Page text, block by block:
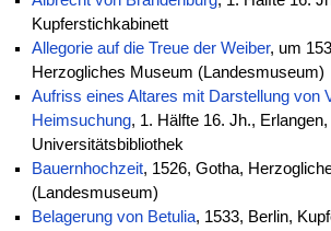
Kupferstichkabinett
Allegorie auf die Treue der Weiber, um
Herzogliches Museum (Landesmuseum)
Aufriss eines Altares mit Darstellung von
Heimsuchung, 1. Hälfte 16. Jh., Erlangen,
Universitätsbibliothek
Bauernhochzeit, 1526, Gotha,
(Landesmuseum)
Belagerung von Betulia, 1533, Berlin,